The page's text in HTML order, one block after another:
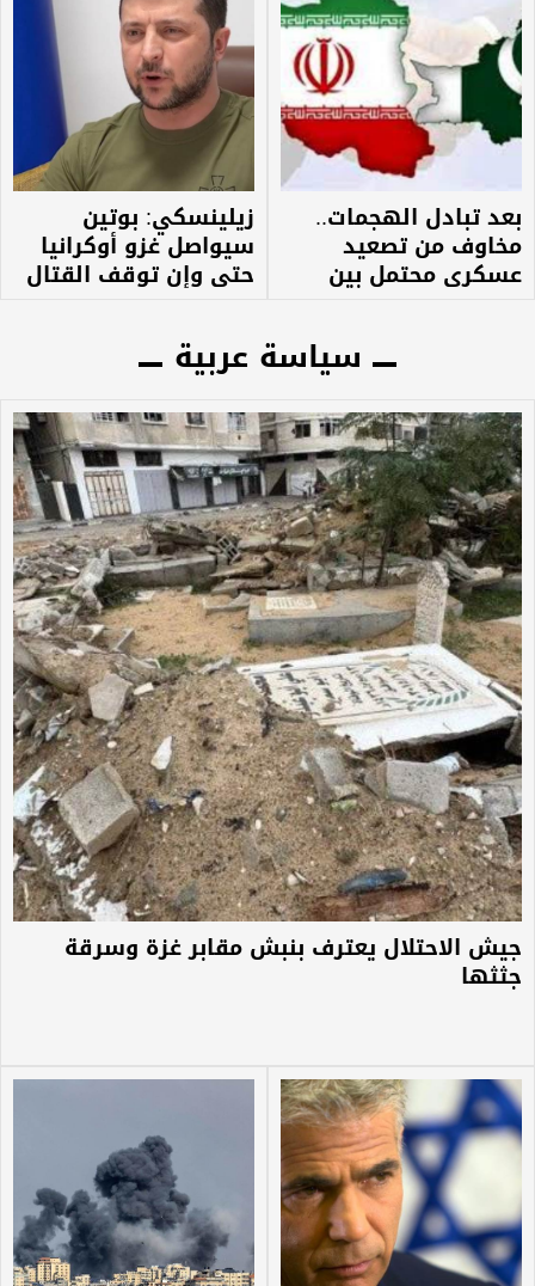
بعد تبادل الهجمات..
مخاوف من تصعيد
عسكري محتمل بين
زيلينسكي: بوتين
سيواصل غزو أوكرانيا
حتى وإن توقف القتال
سياسة عربية
جيش الاحتلال يعترف بنبش مقابر غزة وسرقة
جثثها